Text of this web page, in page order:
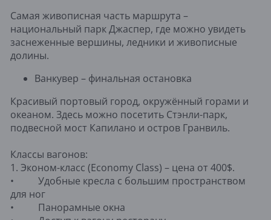
Самая живописная часть маршрута –
национальный парк Джаспер, где можно увидеть
заснеженные вершины, ледники и живописные
долины.
Ванкувер – финальная остановка
Красивый портовый город, окружённый горами и
океаном. Здесь можно посетить Стэнли-парк,
подвесной мост Капилано и остров Гранвиль.
Классы вагонов:
1. Эконом-класс (Economy Class) – цена от 400$.
• Удобные кресла с большим пространством
для ног
• Панорамные окна